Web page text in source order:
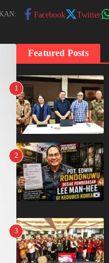
Facebook Twitter
Featured Posts
1
2
3